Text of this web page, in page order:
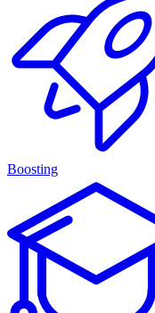
Boosting